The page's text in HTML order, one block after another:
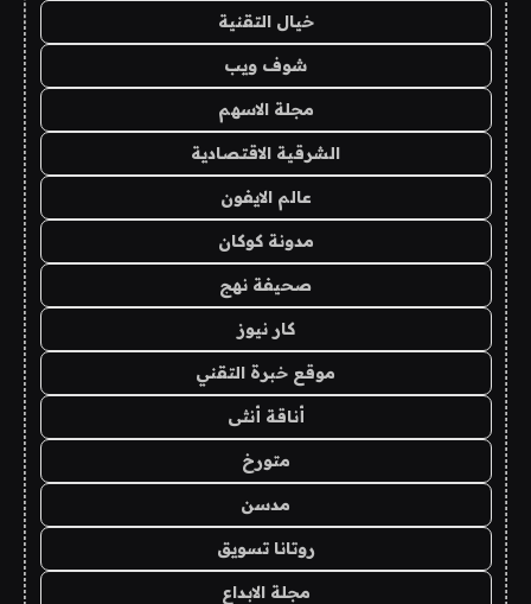
خيال التقنية
شوف ويب
مجلة الاسهم
الشرقية الاقتصادية
عالم الايفون
مدونة كوكان
صحيفة نهج
كار نيوز
موقع خبرة التقني
أناقة أنثى
متورخ
مدسن
روتانا تسويق
مجلة الابداع